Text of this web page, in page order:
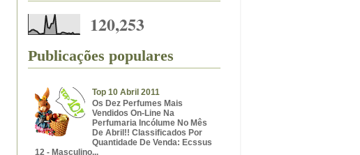
120,253
Publicações populares
Top 10 Abril 2011
Os Dez Perfumes Mais
Vendidos On-Line Na
Perfumaria Incólume No Mês
De Abril!! Classificados Por
Quantidade De Venda: Ecssus
12 - Masculino...